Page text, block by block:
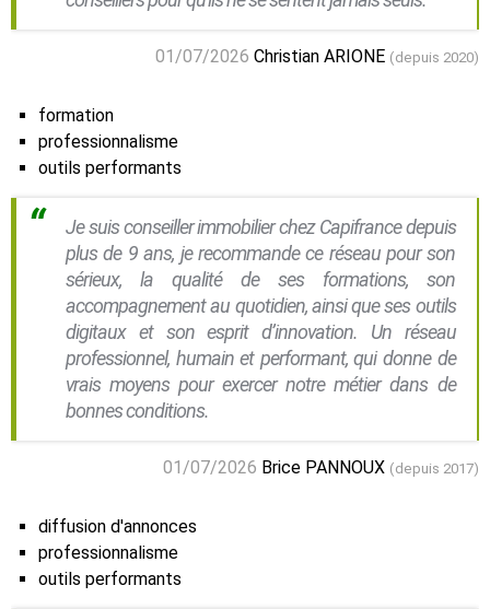
01/07/2026 Christian ARIONE (depuis 2020)
formation
professionnalisme
outils performants
Je suis conseiller immobilier chez Capifrance depuis
plus de 9 ans, je recommande ce réseau pour son
sérieux, la qualité de ses formations, son
accompagnement au quotidien, ainsi que ses outils
digitaux et son esprit d’innovation. Un réseau
professionnel, humain et performant, qui donne de
vrais moyens pour exercer notre métier dans de
bonnes conditions.
01/07/2026 Brice PANNOUX (depuis 2017)
diffusion d'annonces
professionnalisme
outils performants